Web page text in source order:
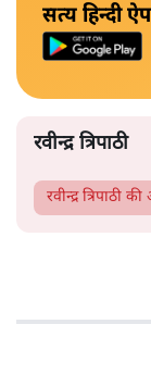
सत्य हिन्दी
रवीन्द्र त्रिपाठी
रवीन्द्र त्रिपाठी की